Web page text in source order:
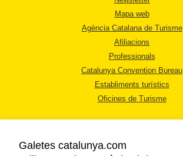
Mapa web
Agència Catalana de Turisme
Afiliacions
Professionals
Catalunya Convention Bureau
Establiments turístics
Oficines de Turisme
Galetes catalunya.com